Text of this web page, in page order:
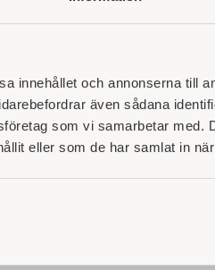
innehållet och annonserna till
även sådana
som vi samarbetar med.
eller som de har samlat in